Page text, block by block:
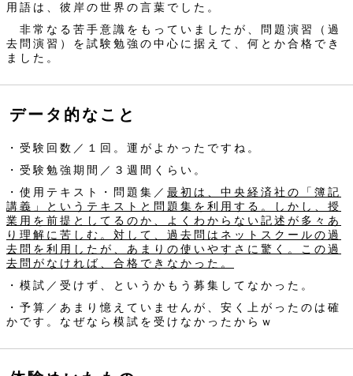
用語は、彼岸の世界の言葉でした。
非常なる苦手意識をもっていましたが、問題演習（過
去問演習）を試験勉強の中心に据えて、何とか合格でき
ました。
データ的なこと
・受験回数／１回。運がよかったですね。
・受験勉強期間／３週間くらい。
・使用テキスト・問題集／ 最初は、中央経済社の「簿記
講義」というテキストと問題集を利用する。しかし、授
業用を前提としてるのか、よくわからない記述が多々あ
り理解に苦しむ。対して、過去問はネットスクールの過
去問を利用したが、あまりの使いやすさに驚く。この過
去問がなければ、合格できなかった。
・模試／受けず、というかもう募集してなかった。
・予算／あまり憶えていませんが、安く上がったのは確
かです。なぜなら模試を受けなかったからｗ